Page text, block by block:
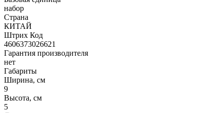
набор
Страна
КИТАЙ
Штрих Код
4606373026621
Гарантия производителя
нет
Габариты
Ширина, см
9
Высота, см
5